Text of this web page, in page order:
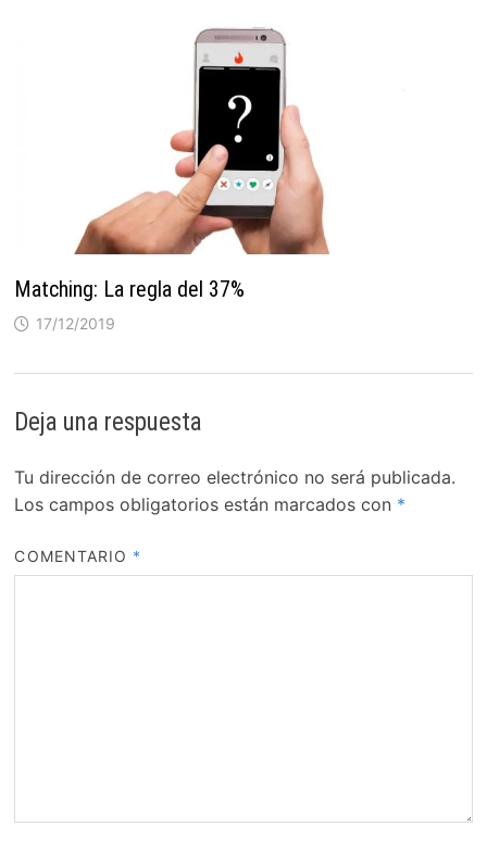
Matching: La regla del 37%
17/12/2019
Deja una respuesta
Tu dirección de correo electrónico no será publicada.
Los campos obligatorios están marcados con *
COMENTARIO *